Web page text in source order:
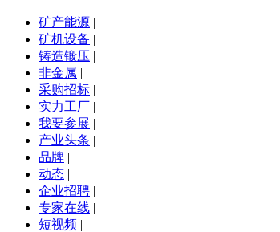
矿产能源 |
矿机设备 |
铸造锻压 |
非金属 |
采购招标 |
实力工厂 |
我要参展 |
产业头条 |
品牌 |
动态 |
企业招聘 |
专家在线 |
短视频 |